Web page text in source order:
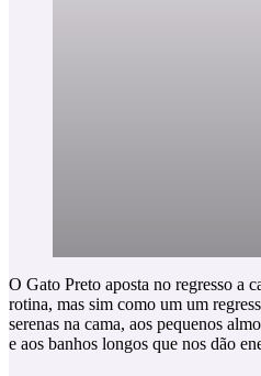
O Gato Preto aposta no regresso a
rotina, mas sim como um um
serenas na cama, aos pequenos
e aos banhos longos que nos dão